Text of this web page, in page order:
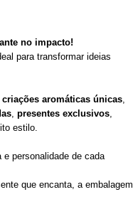
no impacto!
para transformar ideias
criações aromáticas únicas,
, presentes exclusivos,
estilo.
personalidade de cada
que encanta, a embalagem